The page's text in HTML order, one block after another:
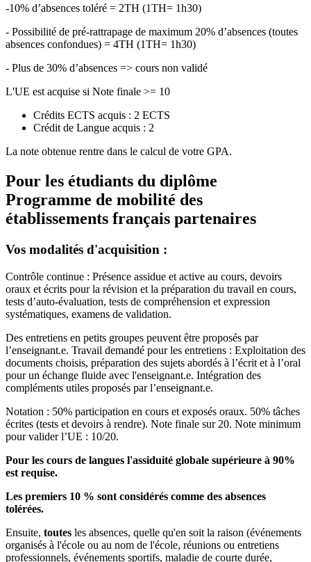
-10% d’absences toléré = 2TH (1TH= 1h30)
- Possibilité de pré-rattrapage de maximum 20% d’absences (toutes
absences confondues) = 4TH (1TH= 1h30)
- Plus de 30% d’absences => cours non validé
L'UE est acquise si Note finale >= 10
Crédits ECTS acquis : 2 ECTS
Crédit de Langue acquis : 2
La note obtenue rentre dans le calcul de votre GPA.
Pour les étudiants du diplôme
Programme de mobilité des
établissements français partenaires
Vos modalités d'acquisition :
Contrôle continue : Présence assidue et active au cours, devoirs
oraux et écrits pour la révision et la préparation du travail en cours,
tests d’auto-évaluation, tests de compréhension et expression
systématiques, examens de validation.
Des entretiens en petits groupes peuvent être proposés par
l’enseignant.e. Travail demandé pour les entretiens : Exploitation des
documents choisis, préparation des sujets abordés à l’écrit et à l’oral
pour un échange fluide avec l'enseignant.e. Intégration des
compléments utiles proposés par l’enseignant.e.
Notation : 50% participation en cours et exposés oraux. 50% tâches
écrites (tests et devoirs à rendre). Note finale sur 20. Note minimum
pour valider l’UE : 10/20.
Pour les cours de langues l'assiduité globale supérieure à 90%
est requise.
Les premiers 10 % sont considérés comme des absences
tolérées.
Ensuite, toutes les absences, quelle qu'en soit la raison (événements
organisés à l'école ou au nom de l'école, réunions ou entretiens
professionnels, événements sportifs, maladie de courte durée,